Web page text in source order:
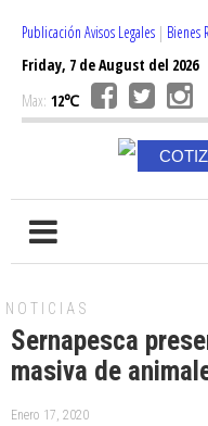
Publicación Avisos Legales | Bienes
Friday, 7 de August del 2026
Max: 12℃
NOTICIAS
Sernapesca
masiva de
Enero 17, 2020